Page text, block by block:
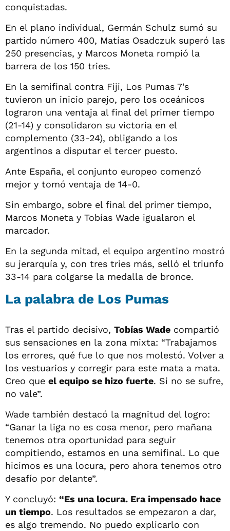
conquistadas.
En el plano individual, Germán Schulz sumó su
partido número 400, Matías Osadczuk superó las
250 presencias, y Marcos Moneta rompió la
barrera de los 150 tries.
En la semifinal contra Fiji, Los Pumas 7's
tuvieron un inicio parejo, pero los oceánicos
lograron una ventaja al final del primer tiempo
(21-14) y consolidaron su victoria en el
complemento (33-24), obligando a los
argentinos a disputar el tercer puesto.
Ante España, el conjunto europeo comenzó
mejor y tomó ventaja de 14-0.
Sin embargo, sobre el final del primer tiempo,
Marcos Moneta y Tobías Wade igualaron el
marcador.
En la segunda mitad, el equipo argentino mostró
su jerarquía y, con tres tries más, selló el triunfo
33-14 para colgarse la medalla de bronce.
La palabra de Los Pumas
Tras el partido decisivo, Tobías Wade compartió
sus sensaciones en la zona mixta: “Trabajamos
los errores, qué fue lo que nos molestó. Volver a
los vestuarios y corregir para este mata a mata.
Creo que el equipo se hizo fuerte. Si no se sufre,
no vale”.
Wade también destacó la magnitud del logro:
“Ganar la liga no es cosa menor, pero mañana
tenemos otra oportunidad para seguir
compitiendo, estamos en una semifinal. Lo que
hicimos es una locura, pero ahora tenemos otro
desafío por delante”.
Y concluyó: “Es una locura. Era impensado hace
un tiempo. Los resultados se empezaron a dar,
es algo tremendo. No puedo explicarlo con